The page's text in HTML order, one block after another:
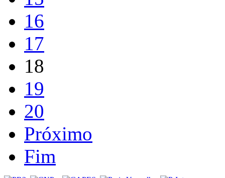
16
17
18
19
20
Próximo
Fim